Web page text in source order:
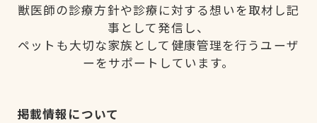
獣医師の診療方針や診療に対する想いを取材し記
事として発信し、
ペットも大切な家族として健康管理を行うユーザ
ーをサポートしています。
掲載情報について